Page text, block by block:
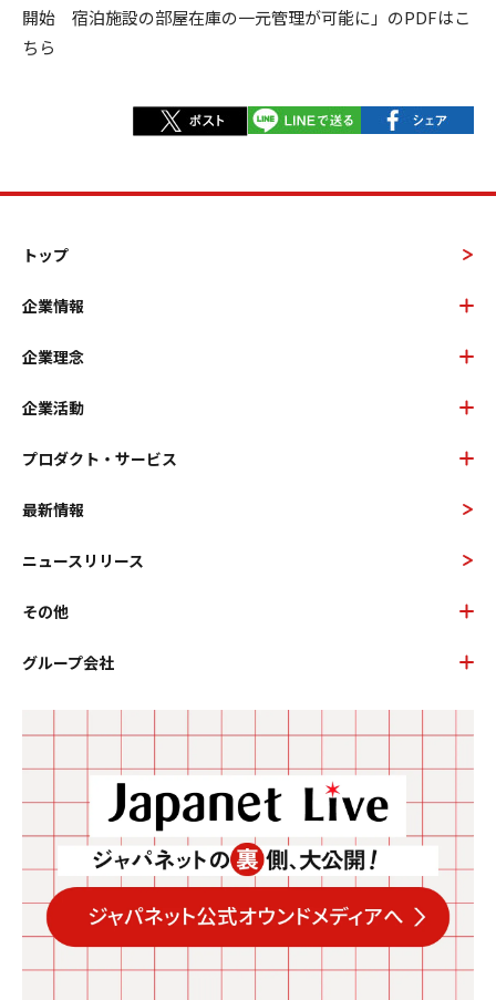
開始 宿泊施設の部屋在庫の一元管理が可能に」のPDFはこ
ちら
トップ
企業情報
企業理念
企業活動
プロダクト・サービス
最新情報
ニュースリリース
その他
グループ会社